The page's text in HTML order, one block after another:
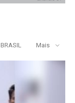
BRASIL Mais